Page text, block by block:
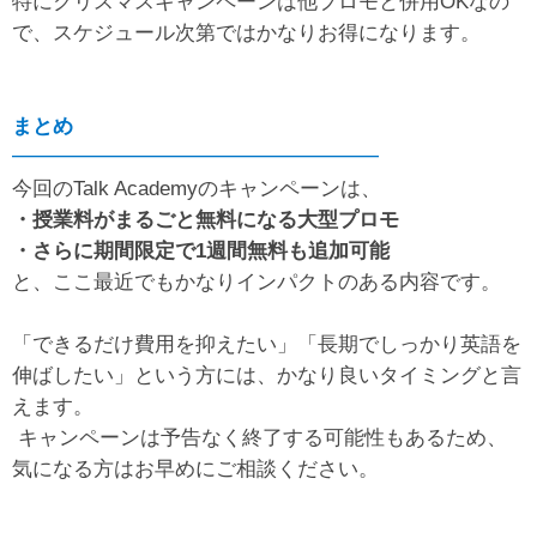
で、スケジュール次第ではかなりお得になります。
まとめ
━━━━━━━━━━━━━━━━━━
今回のTalk Academyのキャンペーンは、
・授業料がまるごと無料になる大型プロモ
・さらに期間限定で1週間無料も追加可能
と、ここ最近でもかなりインパクトのある内容です。
「できるだけ費用を抑えたい」「長期でしっかり英語を
伸ばしたい」という方には、かなり良いタイミングと言
えます。
キャンペーンは予告なく終了する可能性もあるため、
気になる方はお早めにご相談ください。